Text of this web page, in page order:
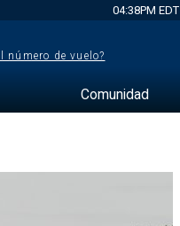
04:38PM EDT
número de vuelo?
Comunidad